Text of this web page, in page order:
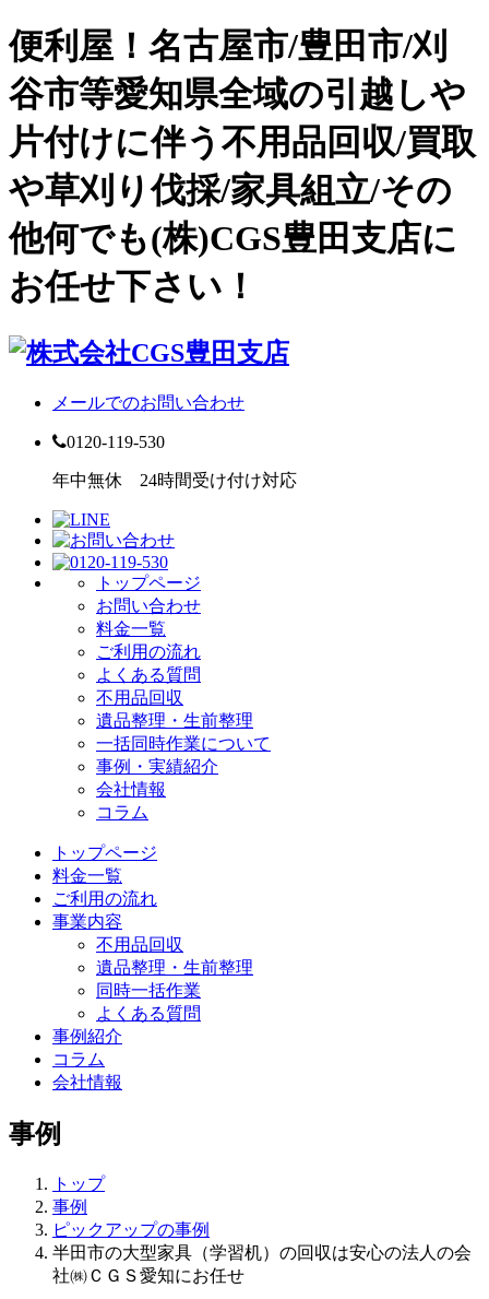
便利屋！名古屋市/豊田市/刈
谷市等愛知県全域の引越しや
片付けに伴う不用品回収/買取
や草刈り伐採/家具組立/その
他何でも(株)CGS豊田支店に
お任せ下さい！
メールでのお問い合わせ
0120-119-530
年中無休 24時間受け付け対応
トップページ
お問い合わせ
料金一覧
ご利用の流れ
よくある質問
不用品回収
遺品整理・生前整理
一括同時作業について
事例・実績紹介
会社情報
コラム
トップページ
料金一覧
ご利用の流れ
事業内容
不用品回収
遺品整理・生前整理
同時一括作業
よくある質問
事例紹介
コラム
会社情報
事例
トップ
事例
ピックアップの事例
半田市の大型家具（学習机）の回収は安心の法人の会
社㈱ＣＧＳ愛知にお任せ